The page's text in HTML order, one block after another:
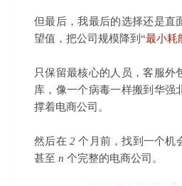
但最后，我最后的选择还是直
望值，把公司规模降到“最小耗
只保留最核心的人员，客服外
库，像一个病毒一样搬到华强
撑着电商公司。
然后在2个月前，找到一个机
甚至 n个完整的电商公司。